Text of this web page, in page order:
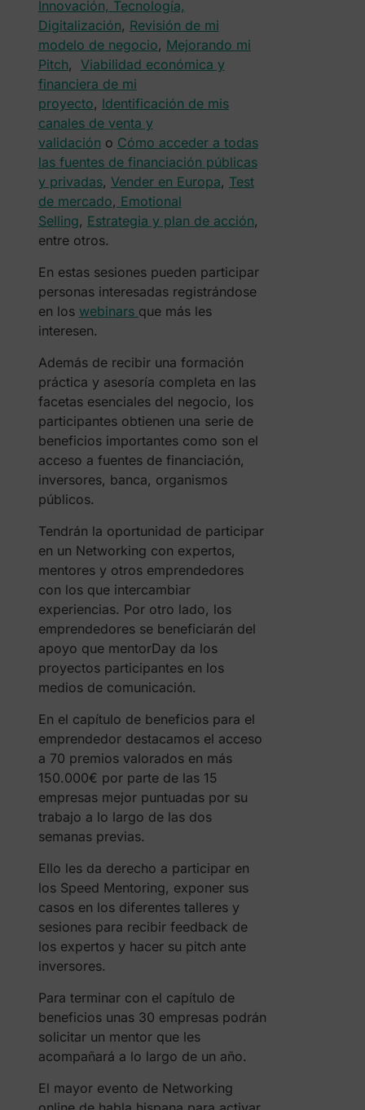
Innovación, Tecnología,
Digitalización, Revisión de mi
modelo de negocio, Mejorando mi
Pitch, Viabilidad económica y
financiera de mi
proyecto, Identificación de mis
canales de venta y
validación o Cómo acceder a todas
las fuentes de financiación públicas
y privadas, Vender en Europa, Test
de mercado, Emotional
Selling, Estrategia y plan de acción,
entre otros.
En estas sesiones pueden participar
personas interesadas registrándose
en los webinars que más les
interesen.
Además de recibir una formación
práctica y asesoría completa en las
facetas esenciales del negocio, los
participantes obtienen una serie de
beneficios importantes como son el
acceso a fuentes de financiación,
inversores, banca, organismos
públicos.
Tendrán la oportunidad de participar
en un Networking con expertos,
mentores y otros emprendedores
con los que intercambiar
experiencias. Por otro lado, los
emprendedores se beneficiarán del
apoyo que mentorDay da los
proyectos participantes en los
medios de comunicación.
En el capítulo de beneficios para el
emprendedor destacamos el acceso
a 70 premios valorados en más
150.000€ por parte de las 15
empresas mejor puntuadas por su
trabajo a lo largo de las dos
semanas previas.
Ello les da derecho a participar en
los Speed Mentoring, exponer sus
casos en los diferentes talleres y
sesiones para recibir feedback de
los expertos y hacer su pitch ante
inversores.
Para terminar con el capítulo de
beneficios unas 30 empresas podrán
solicitar un mentor que les
acompañará a lo largo de un año.
El mayor evento de Networking